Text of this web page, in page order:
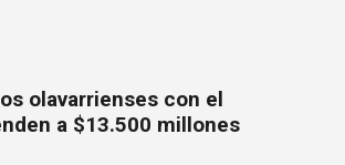
olavarrienses con el
a $13.500 millones